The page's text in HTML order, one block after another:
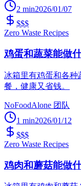
2 min2026/01/07
$$$
Zero Waste Recipes
鸡蛋和蔬菜能做
冰箱里有鸡蛋和各
餐，健康又省钱。
NoFoodAlone 团队
1 min2026/01/12
$$$
Zero Waste Recipes
鸡肉和蘑菇能做